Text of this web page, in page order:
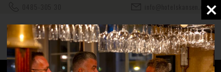
info@hotelskansen.com